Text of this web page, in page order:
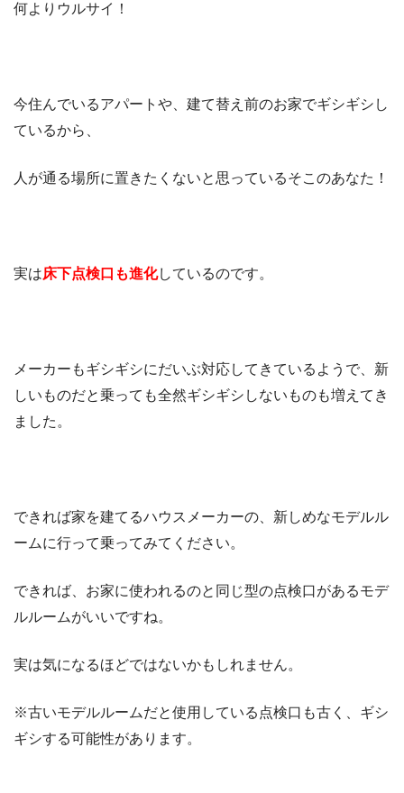
何よりウルサイ！
今住んでいるアパートや、建て替え前のお家でギシギシし
ているから、
人が通る場所に置きたくないと思っているそこのあなた！
実は床下点検口も進化しているのです。
メーカーもギシギシにだいぶ対応してきているようで、新
しいものだと乗っても全然ギシギシしないものも増えてき
ました。
できれば家を建てるハウスメーカーの、新しめなモデルル
ームに行って乗ってみてください。
できれば、お家に使われるのと同じ型の点検口があるモデ
ルルームがいいですね。
実は気になるほどではないかもしれません。
※古いモデルルームだと使用している点検口も古く、ギシ
ギシする可能性があります。